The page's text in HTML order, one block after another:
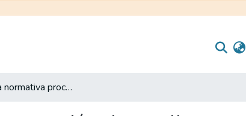
Insuficiencia normativa procesal para la implementación, desarrollo y resolución de beneficios penitenciarios en el Ecuador